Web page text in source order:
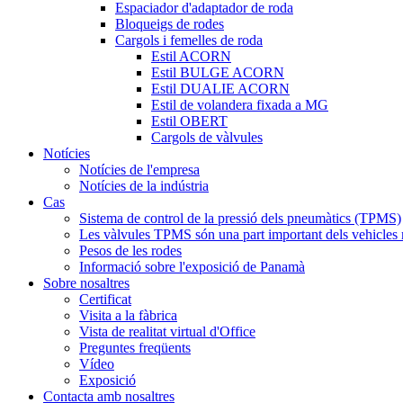
Espaciador d'adaptador de roda
Bloqueigs de rodes
Cargols i femelles de roda
Estil ACORN
Estil BULGE ACORN
Estil DUALIE ACORN
Estil de volandera fixada a MG
Estil OBERT
Cargols de vàlvules
Notícies
Notícies de l'empresa
Notícies de la indústria
Cas
Sistema de control de la pressió dels pneumàtics (TPMS)
Les vàlvules TPMS són una part important dels vehicles
Pesos de les rodes
Informació sobre l'exposició de Panamà
Sobre nosaltres
Certificat
Visita a la fàbrica
Vista de realitat virtual d'Office
Preguntes freqüents
Vídeo
Exposició
Contacta amb nosaltres